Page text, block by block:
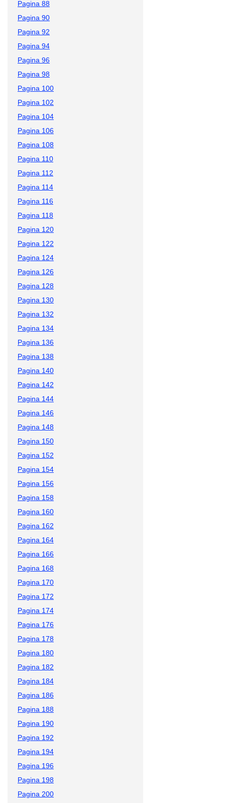
Pagina 88
Pagina 90
Pagina 92
Pagina 94
Pagina 96
Pagina 98
Pagina 100
Pagina 102
Pagina 104
Pagina 106
Pagina 108
Pagina 110
Pagina 112
Pagina 114
Pagina 116
Pagina 118
Pagina 120
Pagina 122
Pagina 124
Pagina 126
Pagina 128
Pagina 130
Pagina 132
Pagina 134
Pagina 136
Pagina 138
Pagina 140
Pagina 142
Pagina 144
Pagina 146
Pagina 148
Pagina 150
Pagina 152
Pagina 154
Pagina 156
Pagina 158
Pagina 160
Pagina 162
Pagina 164
Pagina 166
Pagina 168
Pagina 170
Pagina 172
Pagina 174
Pagina 176
Pagina 178
Pagina 180
Pagina 182
Pagina 184
Pagina 186
Pagina 188
Pagina 190
Pagina 192
Pagina 194
Pagina 196
Pagina 198
Pagina 200